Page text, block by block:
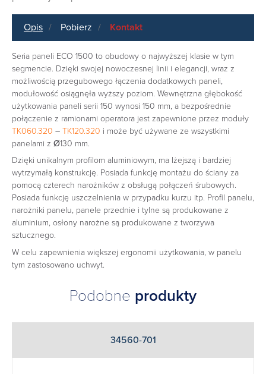
Opis Pobierz Kontakt
Seria paneli ECO 1500 to obudowy o najwyższej klasie w tym
segmencie. Dzięki swojej nowoczesnej linii i elegancji, wraz z
możliwością przegubowego łączenia dodatkowych paneli,
modułowość osiągnęła wyższy poziom. Wewnętrzna głębokość
użytkowania paneli serii 150 wynosi 150 mm, a bezpośrednie
połączenie z ramionami operatora jest zapewnione przez moduły
TK060.320 – TK120.320 i może być używane ze wszystkimi
panelami z Ø130 mm.
Dzięki unikalnym profilom aluminiowym, ma lżejszą i bardziej
wytrzymałą konstrukcję. Posiada funkcję montażu do ściany za
pomocą czterech narożników z obsługą połączeń śrubowych.
Posiada funkcję uszczelnienia w przypadku kurzu itp. Profil panelu,
narożniki panelu, panele przednie i tylne są produkowane z
aluminium, osłony narożne są produkowane z tworzywa
sztucznego.
W celu zapewnienia większej ergonomii użytkowania, w panelu
tym zastosowano uchwyt.
Podobne produkty
34560-701